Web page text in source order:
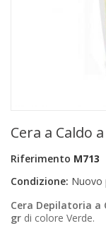
FAI DA TE
NOVITÀ
Cera a Caldo
Riferimento M713
Condizione: Nuovo
Cera Depilatoria a
gr di colore Verde.